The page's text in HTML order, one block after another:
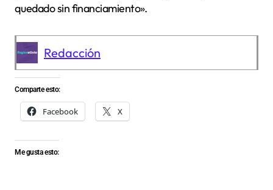
quedado sin financiamiento».
Redacción
Comparte esto:
Facebook X
Me gusta esto: